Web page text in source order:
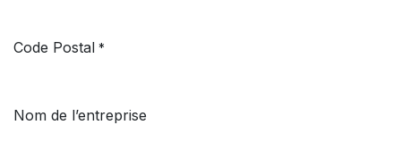
Code Postal *
Nom de l’entreprise